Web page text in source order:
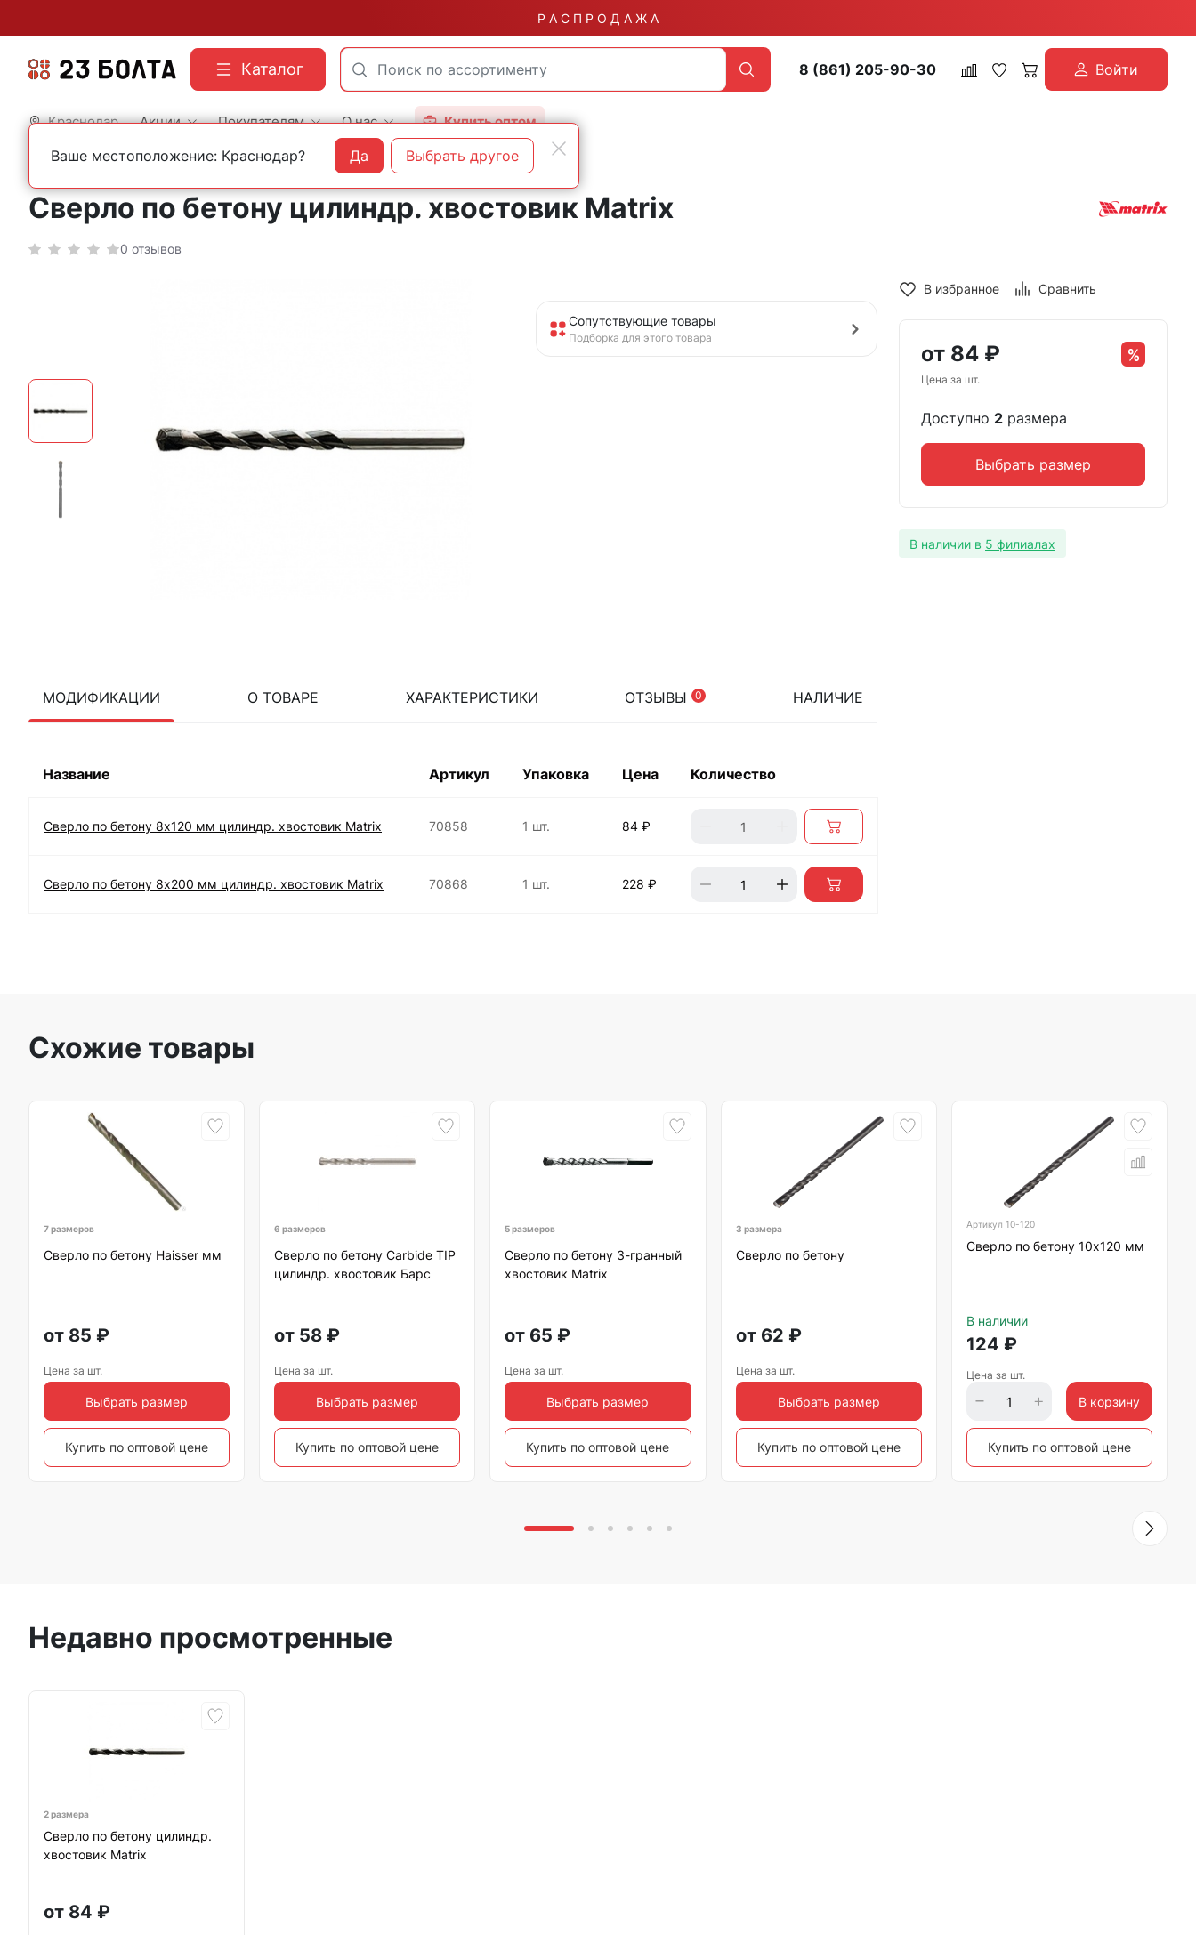
Р А С П Р О Д А Ж А
Каталог 8 (861) 205-90-30 Войти
Краснодар Акции Покупателям О нас Купить оптом
Главная Оснастка Сверла По бетону и камню Прочие
Сверло по бетону цилиндр. хвостовик Matrix
0 отзывов
Сопутствующие товары
Подборка для этого товара
МОДИФИКАЦИИ О ТОВАРЕ ХАРАКТЕРИСТИКИ ОТЗЫВЫ 0 НАЛИЧИЕ
Название Артикул Упаковка Цена Количество
Сверло по бетону 8х120 мм цилиндр. хвостовик Matrix 70858 1 шт. 84 ₽
Сверло по бетону 8х200 мм цилиндр. хвостовик Matrix 70868 1 шт. 228 ₽
В избранное Сравнить
от 84 ₽
Цена за шт.
Доступно 2 размера
Выбрать размер
В наличии в 5 филиалах
Схожие товары
7 размеров
Сверло по бетону Haisser мм
от 85 ₽
Цена за шт.
Выбрать размер
Купить по оптовой цене
6 размеров
Сверло по бетону Carbide TIP
цилиндр. хвостовик Барс
от 58 ₽
Цена за шт.
Выбрать размер
Купить по оптовой цене
5 размеров
Сверло по бетону 3-гранный
хвостовик Matrix
от 65 ₽
Цена за шт.
Выбрать размер
Купить по оптовой цене
3 размера
Сверло по бетону
от 62 ₽
Цена за шт.
Выбрать размер
Купить по оптовой цене
Артикул 10-120
Сверло по бетону 10х120 мм
В наличии
124 ₽
Цена за шт.
В корзину
Купить по оптовой цене
Недавно просмотренные
2 размера
Сверло по бетону цилиндр.
хвостовик Matrix
от 84 ₽
Ваше местоположение: Краснодар? Да Выбрать другое